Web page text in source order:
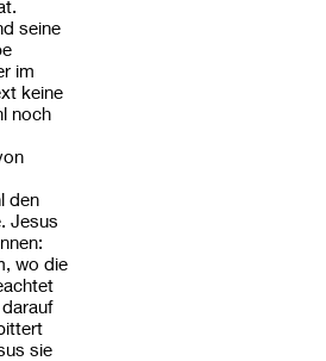
seine
im
keine
noch
den
Jesus
wo die
sie